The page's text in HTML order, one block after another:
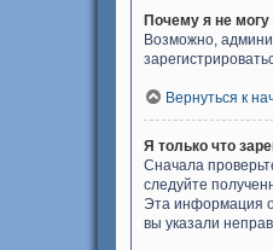
Почему я не могу
Возможно,
Вернуться к
Я только что
Сначала
следуйте
Эта информация
вы указали